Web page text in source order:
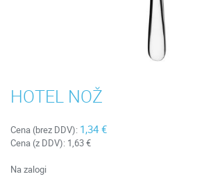
HOTEL NOŽ
Cena (brez DDV): 1,34 €
Cena (z DDV): 1,63 €
Na zalogi